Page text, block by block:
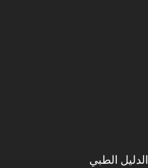
الدليل الطبي